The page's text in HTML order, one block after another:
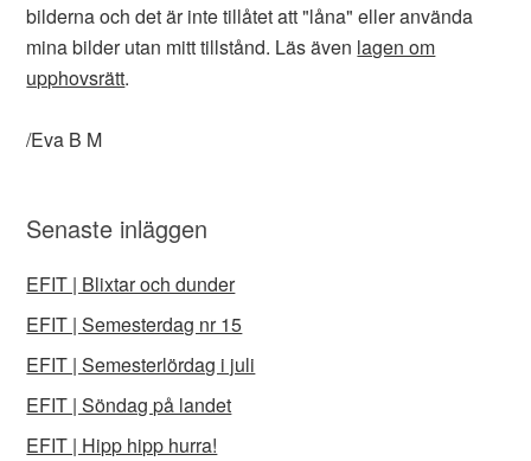
bilderna och det är inte tillåtet att "låna" eller använda
mina bilder utan mitt tillstånd. Läs även lagen om
upphovsrätt.
/Eva B M
Senaste inläggen
EFIT | Blixtar och dunder
EFIT | Semesterdag nr 15
EFIT | Semesterlördag i juli
EFIT | Söndag på landet
EFIT | Hipp hipp hurra!